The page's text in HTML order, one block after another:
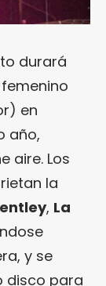
durará
en
año,
aire. Los
la
, La
y se
disco para